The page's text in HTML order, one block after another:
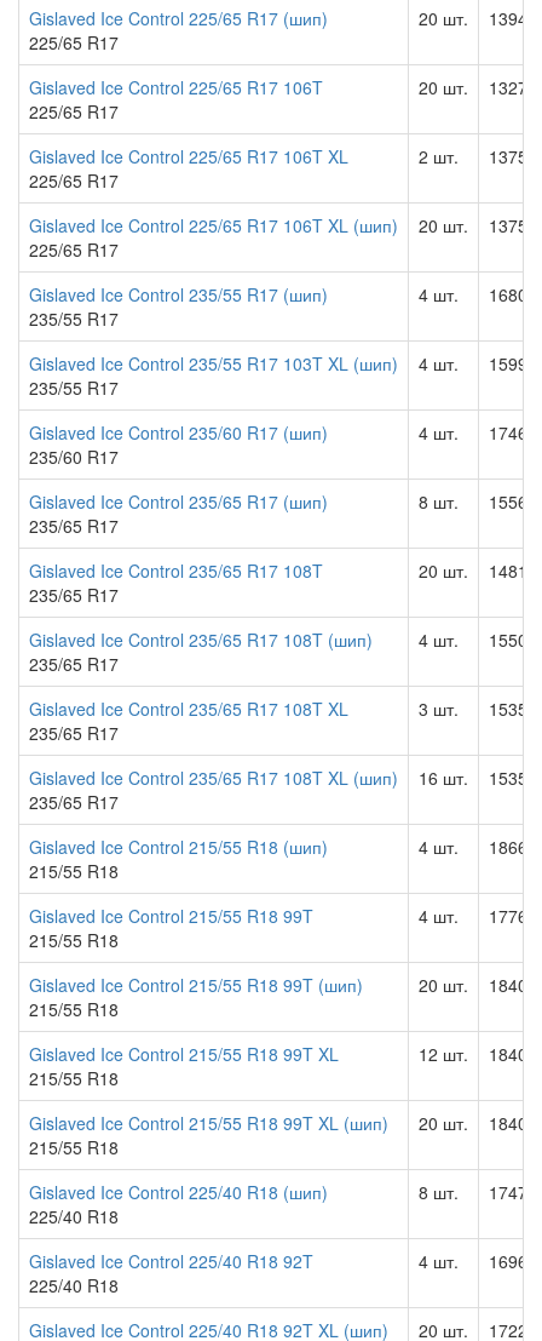
Gislaved Ice Control 225/65 R17 (шип)
225/65 R17
20 шт.
Gislaved Ice Control 225/65 R17 106T
225/65 R17
20 шт.
Gislaved Ice Control 225/65 R17 106T XL
225/65 R17
2 шт.
Gislaved Ice Control 225/65 R17 106T XL (шип)
225/65 R17
20 шт.
Gislaved Ice Control 235/55 R17 (шип)
235/55 R17
4 шт.
Gislaved Ice Control 235/55 R17 103T XL (шип)
235/55 R17
4 шт.
Gislaved Ice Control 235/60 R17 (шип)
235/60 R17
4 шт.
Gislaved Ice Control 235/65 R17 (шип)
235/65 R17
8 шт.
Gislaved Ice Control 235/65 R17 108T
235/65 R17
20 шт.
Gislaved Ice Control 235/65 R17 108T (шип)
235/65 R17
4 шт.
Gislaved Ice Control 235/65 R17 108T XL
235/65 R17
3 шт.
Gislaved Ice Control 235/65 R17 108T XL (шип)
235/65 R17
16 шт.
Gislaved Ice Control 215/55 R18 (шип)
215/55 R18
4 шт.
Gislaved Ice Control 215/55 R18 99T
215/55 R18
4 шт.
Gislaved Ice Control 215/55 R18 99T (шип)
215/55 R18
20 шт.
Gislaved Ice Control 215/55 R18 99T XL
215/55 R18
12 шт.
Gislaved Ice Control 215/55 R18 99T XL (шип)
215/55 R18
20 шт.
Gislaved Ice Control 225/40 R18 (шип)
225/40 R18
8 шт.
Gislaved Ice Control 225/40 R18 92T
225/40 R18
4 шт.
Gislaved Ice Control 225/40 R18 92T XL (шип) 20 шт.